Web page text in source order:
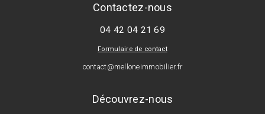
Contactez-nous
04 42 04 21 69
Formulaire de contact
contact@melloneimmobilier.fr
Découvrez-nous